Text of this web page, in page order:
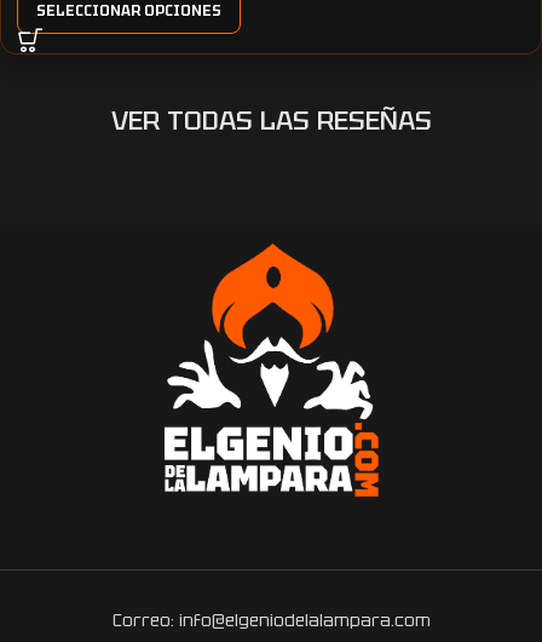
SELECCIONAR OPCIONES
VER TODAS LAS RESEÑAS
Correo: info@elgeniodelalampara.com